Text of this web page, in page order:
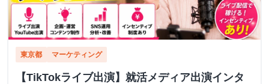
東京都 マーケティング
【TikTokライブ出演】就活メディア出演インタ